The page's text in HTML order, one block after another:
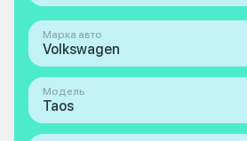
Марка авто
Volkswagen
Модель
Taos